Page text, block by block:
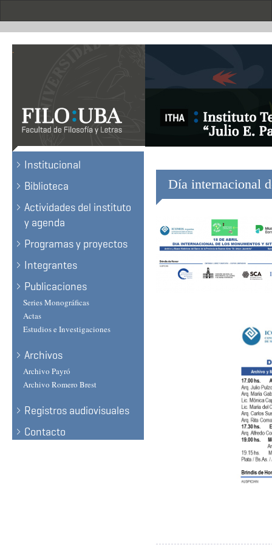
.
Institucional
Biblioteca
Actividades del instituto
y agenda
Programas y proyectos
Integrantes
Publicaciones
Series Monográficas
Actas
Estudios e Investigaciones
Archivos
Archivo Payró
Archivo Romero Brest
Registros audiovisuales
Contacto
Día internacional